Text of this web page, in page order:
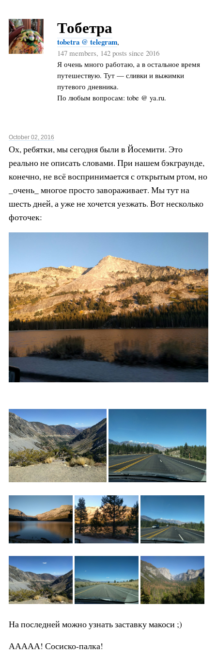
Тобетра
tobetra @ telegram,
147 members, 142 posts since 2016
Я очень много работаю, а в остальное время
путешествую. Тут — сливки и выжимки
путевого дневника.
По любым вопросам: tobe @ ya.ru.
October 02, 2016
Ох, ребятки, мы сегодня были в Йосемити. Это
реально не описать словами. При нашем бэкграунде,
конечно, не всё воспринимается с открытым ртом, но
_очень_ многое просто завораживает. Мы тут на
шесть дней, а уже не хочется уезжать. Вот несколько
фоточек:
На последней можно узнать заставку макоси ;)
ААААА! Сосиско-палка!